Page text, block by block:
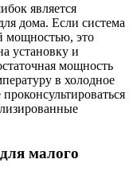
является
дома. Если система
мощностью, это
установку и
мощность
в холодное
малого